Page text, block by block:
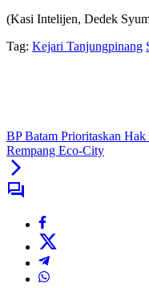
(Kasi Intelijen, Dedek
Tag: Kejari Tanjungpinang
BP Batam Prioritaskan Hak
Rempang Eco-City